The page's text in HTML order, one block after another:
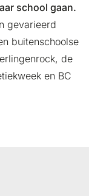
school gaan.
gevarieerd
buitenschoolse
de
en BC